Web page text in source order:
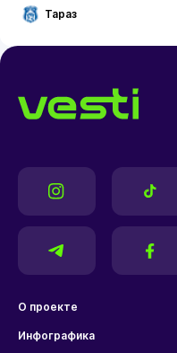
Тараз
О проекте
Инфографика